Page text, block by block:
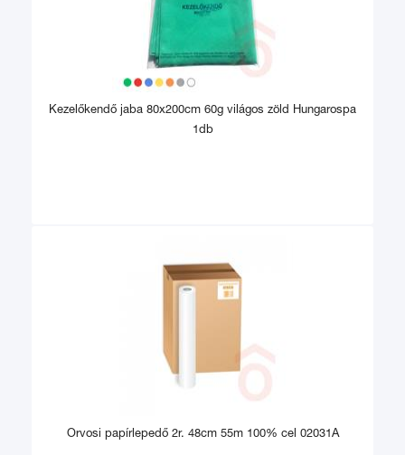
Kezelőkendő jaba 80x200cm 60g világos zöld Hungarospa
1db
Orvosi papírlepedő 2r. 48cm 55m 100% cel 02031A